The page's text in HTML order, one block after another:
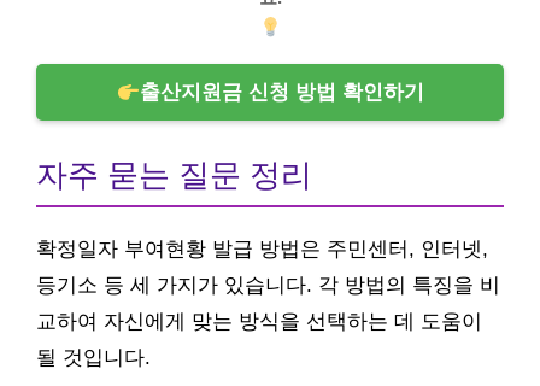
출산지원금 신청 방법 확인하기
자주 묻는 질문 정리
확정일자 부여현황 발급 방법은 주민센터, 인터넷,
등기소 등 세 가지가 있습니다. 각 방법의 특징을 비
교하여 자신에게 맞는 방식을 선택하는 데 도움이
될 것입니다.